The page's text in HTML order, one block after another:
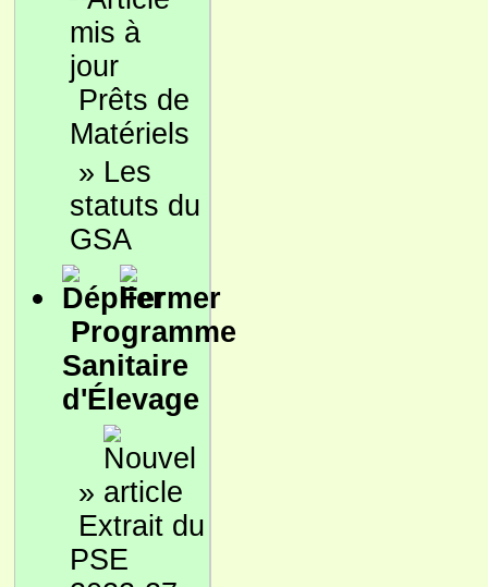
Prêts de
Matériels
» Les
statuts du
GSA
Programme
Sanitaire
d'Élevage
»
Extrait du
PSE